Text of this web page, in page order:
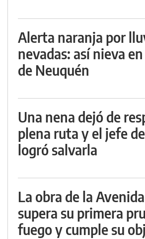
Alerta naranja por
nevadas: así nieva
de Neuquén
Una nena dejó de
plena ruta y el jefe
logró salvarla
La obra de la
supera su primera
fuego y cumple su